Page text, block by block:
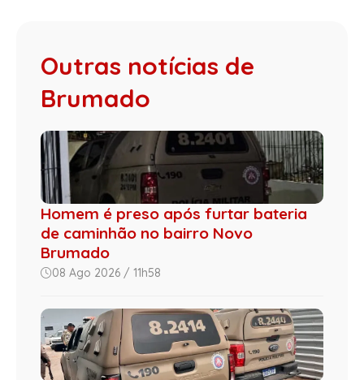
Outras notícias de
Brumado
Homem é preso após furtar bateria
de caminhão no bairro Novo
Brumado
08 Ago 2026 / 11h58